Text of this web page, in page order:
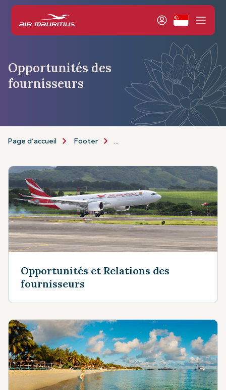
Opportunités des
fournisseurs
Page d’accueil Footer Opportunités des fournisseurs
Opportunités et Relations des
fournisseurs